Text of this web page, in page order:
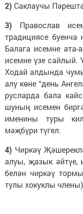
2) Саклаучы
3) Православ
традициясе буенча
Балага исемне
исемне үзе сайлый.
Ходай алдында
алу көне “день
русларда бала
шуның исемен
именины туры
мәҗбүри түгел.
4) Чиркәү
алуы, җазык әйтүе,
белән чиркәү
тулы хокуклы